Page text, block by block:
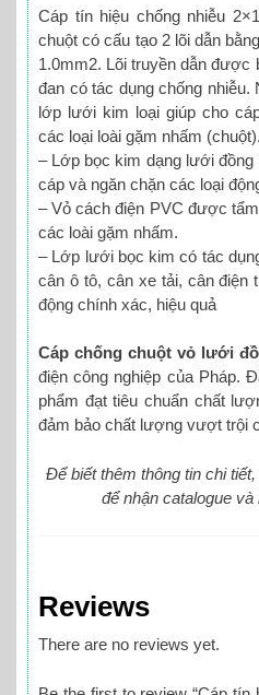
Cáp tín hiệu chống nhiễu
chuột có cấu tạo 2 lõi dẫn
1.0mm2. Lõi truyền dẫn được
đan có tác dụng chống
lớp lưới kim loại giúp cho
các loại loài gặm nhấm (chuột).
– Lớp bọc kim dạng lưới đồng
cáp và ngăn chặn các loại
– Vỏ cách điện PVC được
các loài gặm nhấm.
– Lớp lưới bọc kim có tác
cân ô tô, cân xe tải, cân điện
động chính xác, hiệu quả
Cáp chống chuột vỏ lưới
điện công nghiệp của Pháp.
phẩm đạt tiêu chuẩn chất
đảm bảo chất lượng vượt trội
Để biết thêm thông tin chi
để nhận catalogue
Reviews
There are no reviews yet.